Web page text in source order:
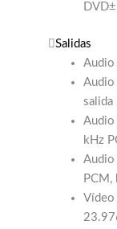
Salidas
Audio
Audio
salida
Audio
kHz
Audio
PCM,
Vídeo